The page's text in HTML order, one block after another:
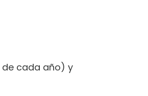
de cada año) y